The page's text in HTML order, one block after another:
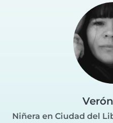
Niñera en Ciudad del